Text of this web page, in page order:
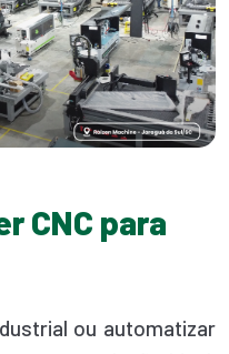
CNC para
ou automatizar